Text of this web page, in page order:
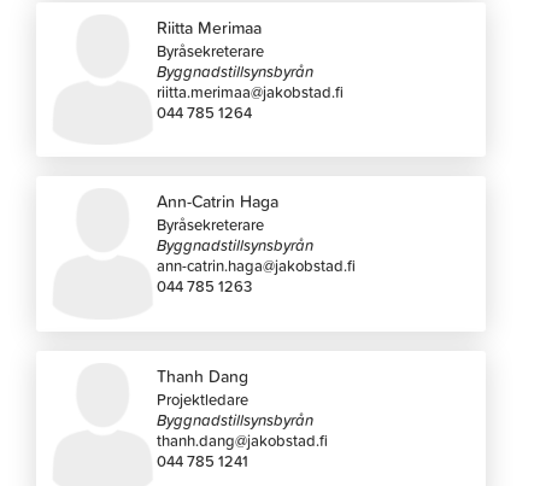
Riitta Merimaa
Byråsekreterare
Byggnadstillsynsbyrån
riitta.merimaa@jakobstad.fi
044 785 1264
Ann-Catrin Haga
Byråsekreterare
Byggnadstillsynsbyrån
ann-catrin.haga@jakobstad.fi
044 785 1263
Thanh Dang
Projektledare
Byggnadstillsynsbyrån
thanh.dang@jakobstad.fi
044 785 1241